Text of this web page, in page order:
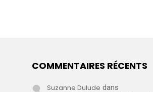
COMMENTAIRES RÉCENTS
Suzanne Dulude dans